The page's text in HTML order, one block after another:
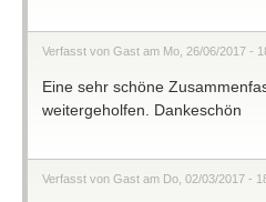
Verfasst von Gast am Mo, 26/06/2017 -
Eine sehr schöne
weitergeholfen. Dankeschön
Verfasst von Gast am Do, 02/03/2017 -